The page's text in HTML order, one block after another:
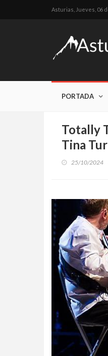
Asturias, Jueves, 06
PORTADA
Totally
Tina
25/10/2024